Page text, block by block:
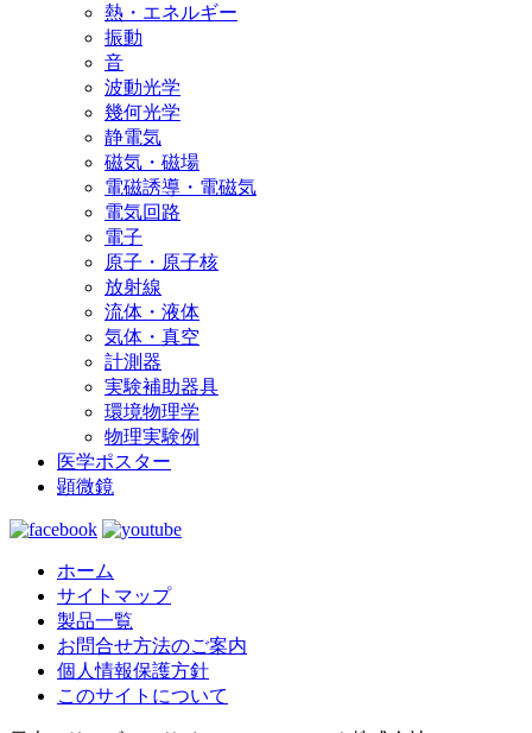
熱・エネルギー
振動
音
波動光学
幾何光学
静電気
磁気・磁場
電磁誘導・電磁気
電気回路
電子
原子・原子核
放射線
流体・液体
気体・真空
計測器
実験補助器具
環境物理学
物理実験例
医学ポスター
顕微鏡
ホーム
サイトマップ
製品一覧
お問合せ方法のご案内
個人情報保護方針
このサイトについて